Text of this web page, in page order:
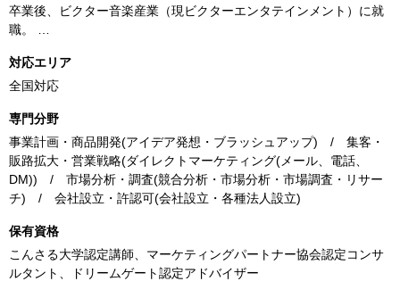
卒業後、ビクター音楽産業（現ビクターエンタテインメント）に就
職。 …
対応エリア
全国対応
専門分野
事業計画・商品開発(アイデア発想・ブラッシュアップ) / 集客・
販路拡大・営業戦略(ダイレクトマーケティング(メール、電話、
DM)) / 市場分析・調査(競合分析・市場分析・市場調査・リサー
チ) / 会社設立・許認可(会社設立・各種法人設立)
保有資格
こんさる大学認定講師、マーケティングパートナー協会認定コンサ
ルタント、ドリームゲート認定アドバイザー